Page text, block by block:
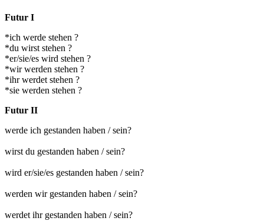
Futur I
*ich werde stehen ?
*du wirst stehen ?
*er/sie/es wird stehen ?
*wir werden stehen ?
*ihr werdet stehen ?
*sie werden stehen ?
Futur II
werde ich gestanden haben / sein?
wirst du gestanden haben / sein?
wird er/sie/es gestanden haben / sein?
werden wir gestanden haben / sein?
werdet ihr gestanden haben / sein?